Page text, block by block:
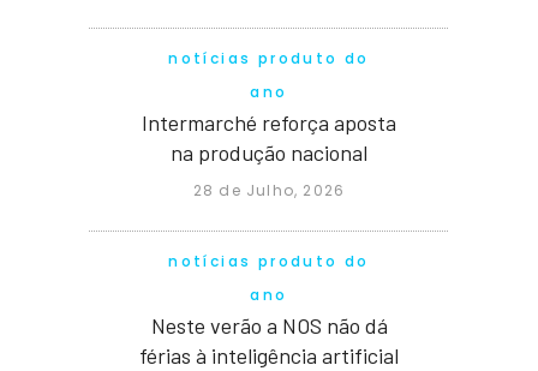
notícias produto do
ano
Intermarché reforça aposta
na produção nacional
28 de Julho, 2026
notícias produto do
ano
Neste verão a NOS não dá
férias à inteligência artificial